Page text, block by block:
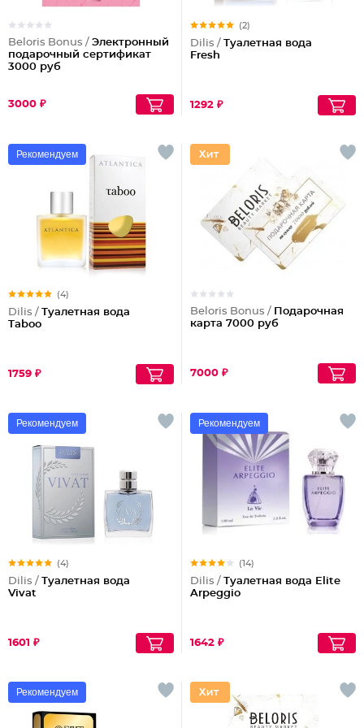
Beloris Bonus / Электронный
подарочный сертификат
3000 руб
3000 ₽
(2)
Dilis / Туалетная вода
Fresh
1292 ₽
Рекомендуем
(4)
Dilis / Туалетная вода
Taboo
1759 ₽
Beloris Bonus / Подарочная
карта 7000 руб
7000 ₽
Рекомендуем
(4)
Dilis / Туалетная вода
Vivat
1601 ₽
Рекомендуем
(14)
Dilis / Туалетная вода Elite
Arpeggio
1642 ₽
Рекомендуем